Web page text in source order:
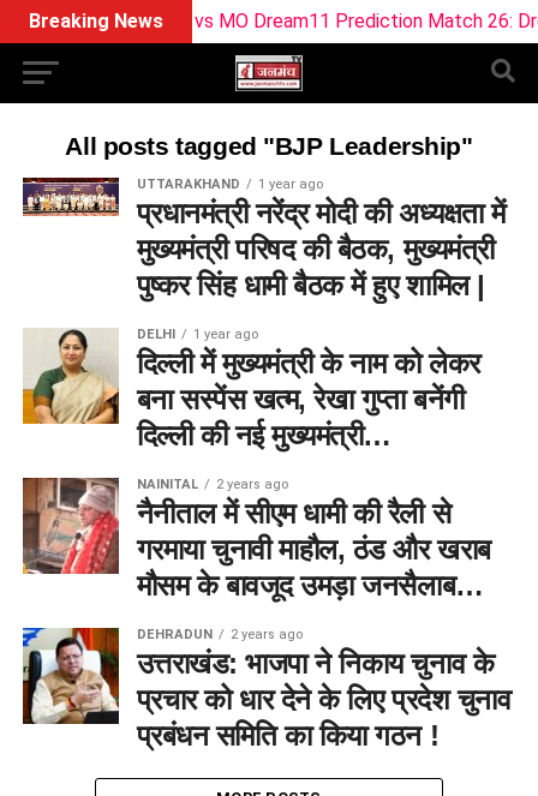
Breaking NewsSOB vs MO Dream11 Prediction Match 26:
All posts tagged "BJP Leadership"
UTTARAKHAND 1 year ago
प्रधानमंत्री नरेंद्र मोदी की अध्यक्षता में
मुख्यमंत्री परिषद की बैठक, मुख्यमंत्री
पुष्कर सिंह धामी बैठक में हुए शामिल |
DELHI 1 year ago
दिल्ली में मुख्यमंत्री के नाम को लेकर
बना सस्पेंस खत्म, रेखा गुप्ता बनेंगी
दिल्ली की नई मुख्यमंत्री…
NAINITAL 2 years ago
नैनीताल में सीएम धामी की रैली से
गरमाया चुनावी माहौल, ठंड और खराब
मौसम के बावजूद उमड़ा जनसैलाब…
DEHRADUN 2 years ago
उत्तराखंड: भाजपा ने निकाय चुनाव के
प्रचार को धार देने के लिए प्रदेश चुनाव
प्रबंधन समिति का किया गठन !